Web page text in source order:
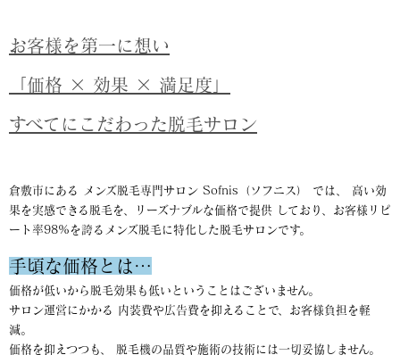
お客様を第一に想い
「価格 × 効果 × 満足度」
すべてにこだわった脱毛サロン
倉敷市にある メンズ脱毛専門サロン Sofnis（ソフニス） では、 高い効
果を実感できる脱毛を、リーズナブルな価格で提供 しており、お客様リピ
ート率98%を誇るメンズ脱毛に特化した脱毛サロンです。
手頃な価格とは…
価格が低いから脱毛効果も低いということはございません。
サロン運営にかかる 内装費や広告費を抑えることで、お客様負担を軽
減。
価格を抑えつつも、 脱毛機の品質や施術の技術には一切妥協しません。